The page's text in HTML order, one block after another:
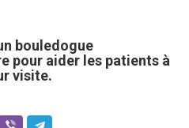
bouledogue
pour aider les patients à
visite.